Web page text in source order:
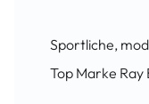
Sportliche,
Top Marke Ray